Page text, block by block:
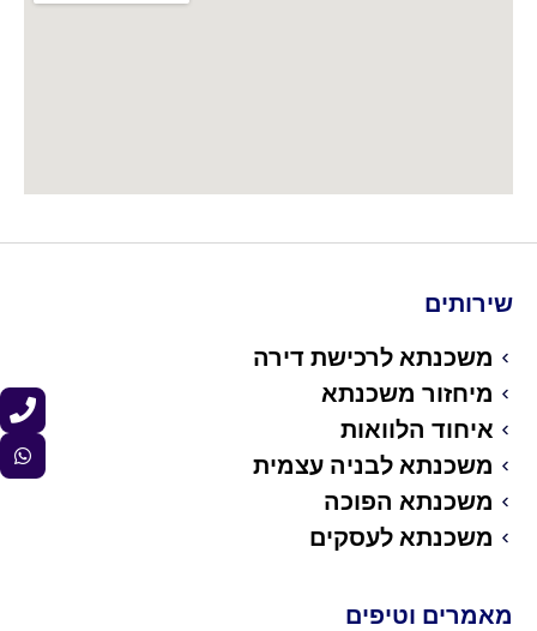
שירותים
משכנתא לרכישת דירה
מיחזור משכנתא
איחוד הלוואות
משכנתא לבניה עצמית
משכנתא הפוכה
משכנתא לעסקים
מאמרים וטיפים